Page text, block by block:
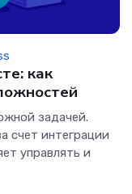
как
задачей.
счет интеграции
управлять и